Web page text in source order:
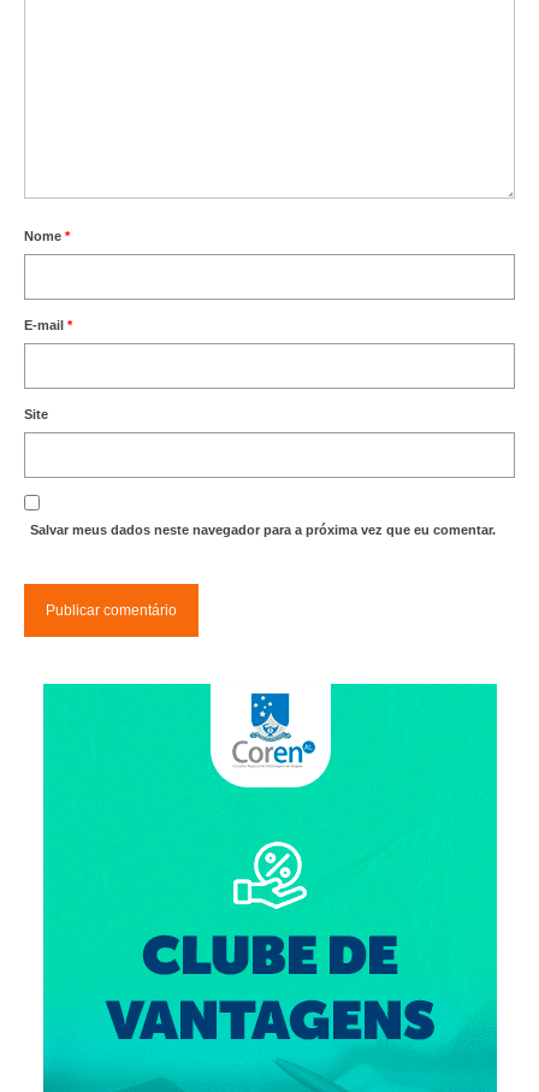
Legislações
Decisões
Portarias
Desagravo Público
Processos Éticos
Censura Pública
Suspensão do Exercício Profissional
Procedimento para registro
Valores dos serviços
Reserva de auditório
Ouvidoria
Contatos
Nome *
E-mail *
Site
Salvar meus dados neste navegador para a próxima vez que eu comentar.